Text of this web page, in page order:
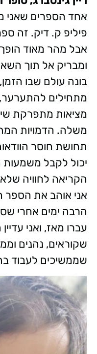
אחד הספרים שאני
פיליפ ק. דיק. זה
אבל מהר מאוד
ומבריק אל תוך
בונה עולם שבו
מתחילים
מציאות מתפרקת
משלה. הדמויות
תחושת חוסר
יכול לקבל
הקריאה לחוויה
אני אוהב את הספר
הרבה ימים אחרי
עברו מאז, ואני
שקוראים, נהנים
שממשיכים לעבוד